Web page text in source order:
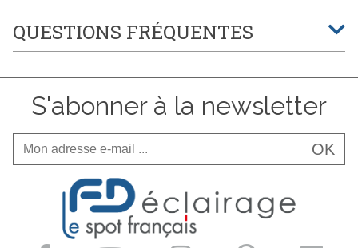
QUESTIONS FRÉQUENTES
S'abonner à la newsletter
OK